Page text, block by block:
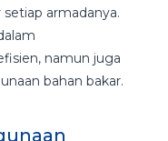
armadanya.
namun juga
bahan bakar.